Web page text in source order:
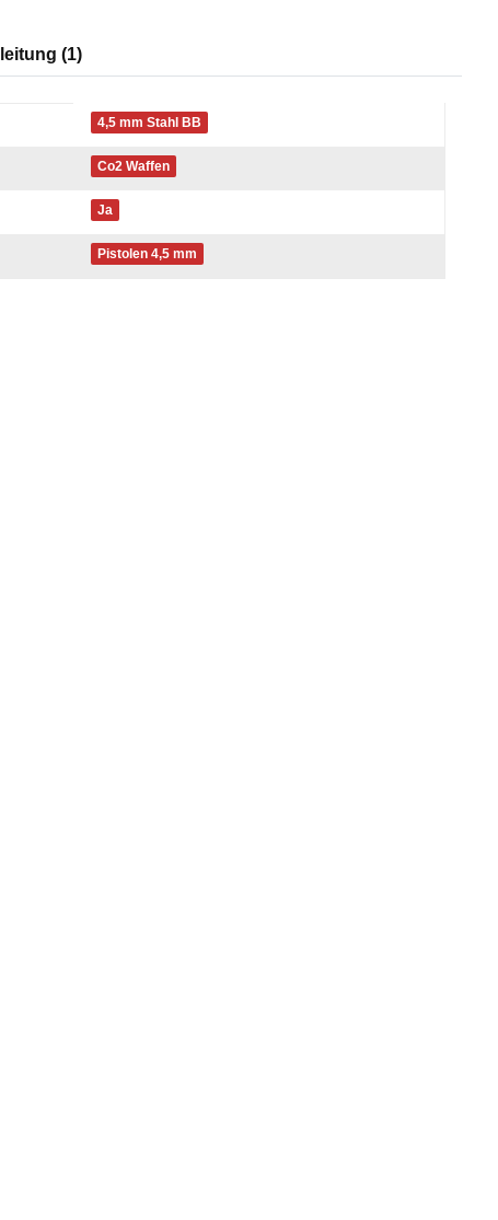
(1)
4,5 mm Stahl BB
Co2 Waffen
Ja
Pistolen 4,5 mm